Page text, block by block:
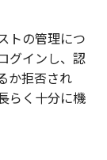
トの管理につ
グインし、認
か拒否され
らく十分に機